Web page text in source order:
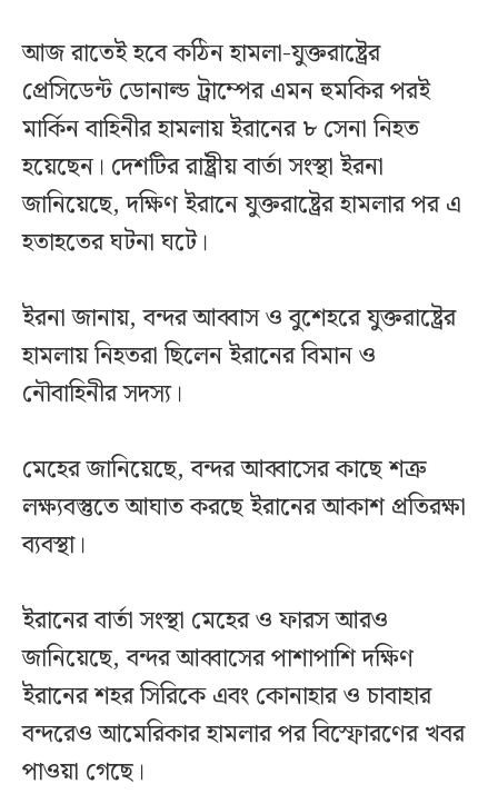
আজ রাতেই হবে কঠিন হামলা-যুক্তরাষ্ট্রের
প্রেসিডেন্ট ডোনাল্ড ট্রাম্পের এমন হুমকির পরই
মার্কিন বাহিনীর হামলায় ইরানের ৮ সেনা নিহত
হয়েছেন। দেশটির রাষ্ট্রীয় বার্তা সংস্থা ইরনা
জানিয়েছে, দক্ষিণ ইরানে যুক্তরাষ্ট্রের হামলার পর এ
হতাহতের ঘটনা ঘটে।
ইরনা জানায়, বন্দর আব্বাস ও বুশেহরে যুক্তরাষ্ট্রের
হামলায় নিহতরা ছিলেন ইরানের বিমান ও
নৌবাহিনীর সদস্য।
মেহের জানিয়েছে, বন্দর আব্বাসের কাছে শত্রু
লক্ষ্যবস্তুতে আঘাত করছে ইরানের আকাশ প্রতিরক্ষা
ব্যবস্থা।
ইরানের বার্তা সংস্থা মেহের ও ফারস আরও
জানিয়েছে, বন্দর আব্বাসের পাশাপাশি দক্ষিণ
ইরানের শহর সিরিকে এবং কোনাহার ও চাবাহার
বন্দরেও আমেরিকার হামলার পর বিস্ফোরণের খবর
পাওয়া গেছে।